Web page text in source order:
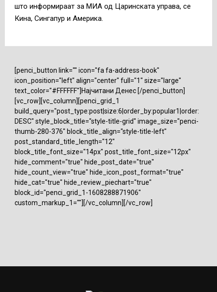
што информираат за МИА од Царинската управа, се
Кина, Сингапур и Америка.
[penci_button link="" icon="fa fa-address-book"
icon_position="left" align="center" full="1" size="large"
text_color="#FFFFFF"]Најчитани Денес [/penci_button]
[vc_row][vc_column][penci_grid_1
build_query="post_type:post|size:6|order_by:popular1|order:
DESC" style_block_title="style-title-grid" image_size="penci-
thumb-280-376" block_title_align="style-title-left"
post_standard_title_length="12"
block_title_font_size="14px" post_title_font_size="12px"
hide_comment="true" hide_post_date="true"
hide_count_view="true" hide_icon_post_format="true"
hide_cat="true" hide_review_piechart="true"
block_id="penci_grid_1-1608288871906"
custom_markup_1=""][/vc_column][/vc_row]